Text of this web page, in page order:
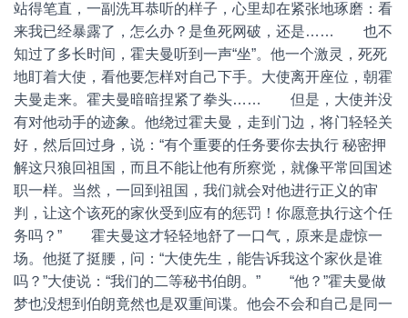
站得笔直，一副洗耳恭听的样子，心里却在紧张地琢磨：看
来我已经暴露了，怎么办？是鱼死网破，还是…… 也不
知过了多长时间，霍夫曼听到一声“坐”。他一个激灵，死死
地盯着大使，看他要怎样对自己下手。大使离开座位，朝霍
夫曼走来。霍夫曼暗暗捏紧了拳头…… 但是，大使并没
有对他动手的迹象。他绕过霍夫曼，走到门边，将门轻轻关
好，然后回过身，说：“有个重要的任务要你去执行 秘密押
解这只狼回祖国，而且不能让他有所察觉，就像平常回国述
职一样。当然，一回到祖国，我们就会对他进行正义的审
判，让这个该死的家伙受到应有的惩罚！你愿意执行这个任
务吗？” 霍夫曼这才轻轻地舒了一口气，原来是虚惊一
场。他挺了挺腰，问：“大使先生，能告诉我这个家伙是谁
吗？”大使说：“我们的二等秘书伯朗。” “他？”霍夫曼做
梦也没想到伯朗竟然也是双重间谍。他会不会和自己是同一